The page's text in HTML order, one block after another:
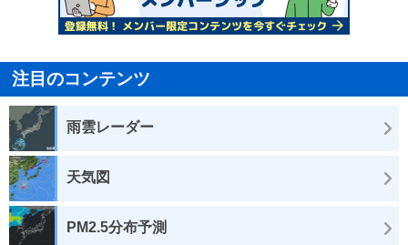
注目のコンテンツ
雨雲レーダー
天気図
PM2.5分布予測